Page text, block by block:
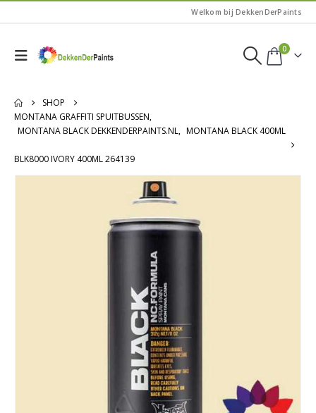
Welkom bij DekkenDerPaints
0
SHOP
MONTANA GRAFFITI SPUITBUSSEN,
MONTANA BLACK DEKKENDERPAINTS.NL, MONTANA BLACK 400ML
BLK8000 IVORY 400ML 264139